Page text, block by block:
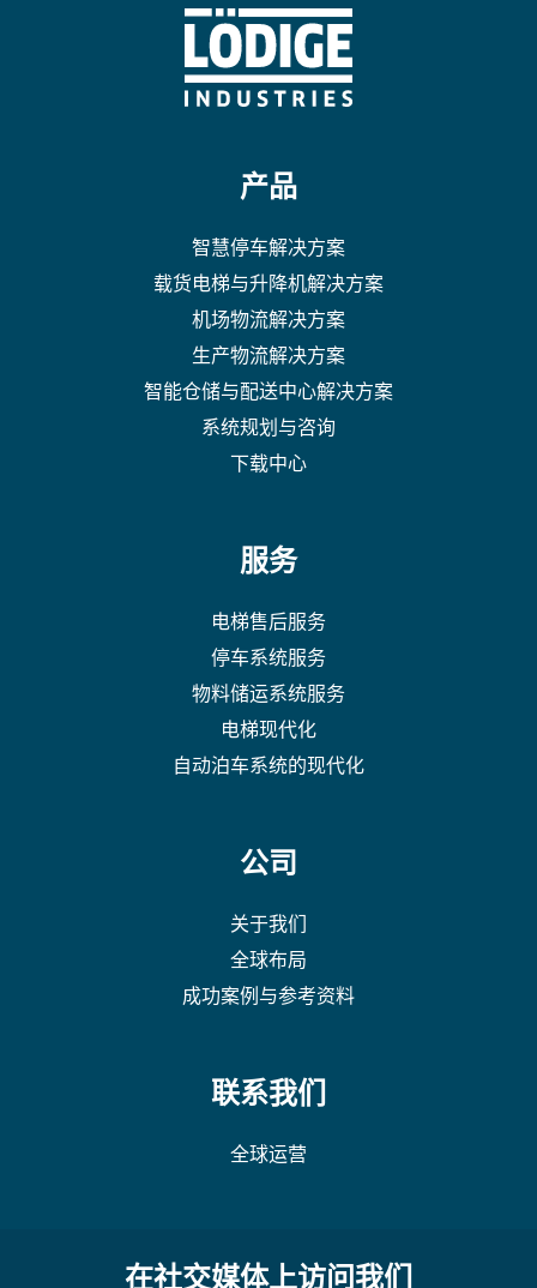
产品
智慧停车解决方案
载货电梯与升降机解决方案
机场物流解决方案
生产物流解决方案
智能仓储与配送中心解决方案
系统规划与咨询
下载中心
服务
电梯售后服务
停车系统服务
物料储运系统服务
电梯现代化
自动泊车系统的现代化
公司
关于我们
全球布局
成功案例与参考资料
联系我们
全球运营
在社交媒体上访问我们